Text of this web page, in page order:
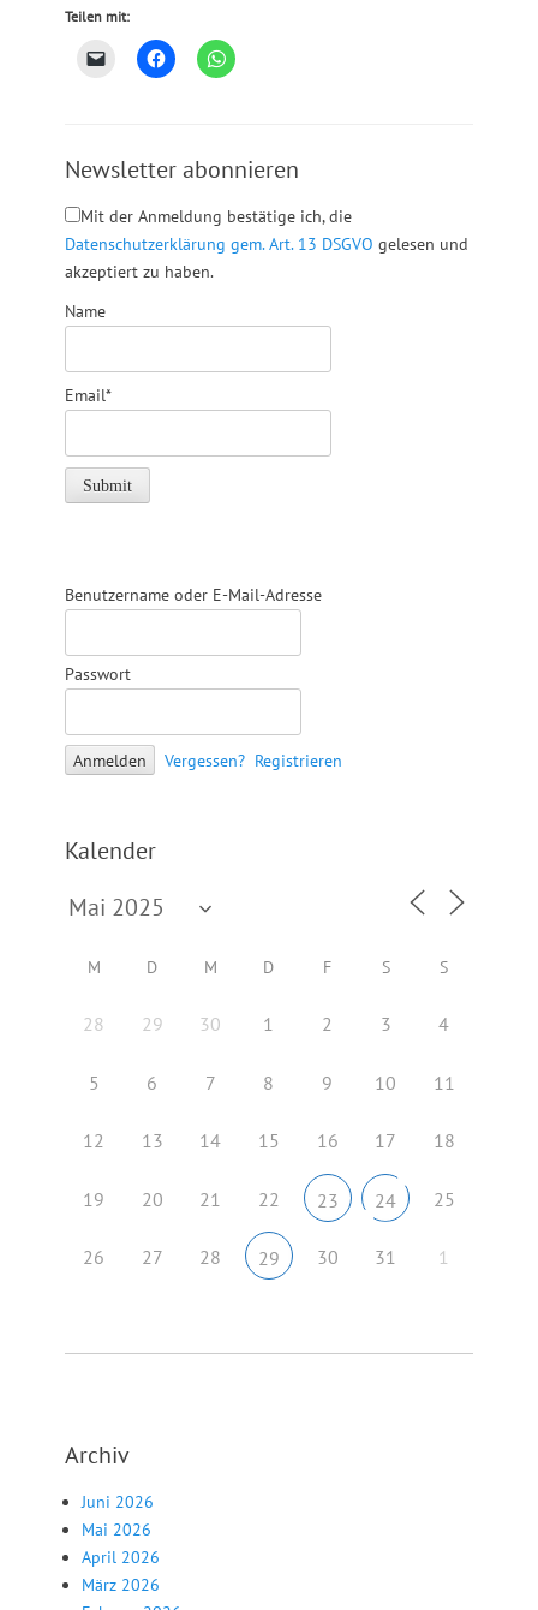
Teilen mit:
Newsletter abonnieren
Mit der Anmeldung bestätige ich, die
Datenschutzerklärung gem. Art. 13 DSGVO gelesen und
akzeptiert zu haben.
Name
Email*
Benutzername oder E-Mail-Adresse
Passwort
Vergessen? Registrieren
Kalender
M D M D F S S
28 29 30 1 2 3 4
5 6 7 8 9 10 11
12 13 14 15 16 17 18
19 20 21 22 23 24 25
26 27 28 29 30 31 1
Archiv
Juni 2026
Mai 2026
April 2026
März 2026